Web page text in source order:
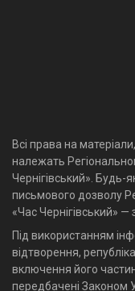
Всі права на
належать
Чернігівський». Будь-
письмового дозволу
«Час Чернігівський» —
Під використанням
відтворення,
включення його
передбачені Законом